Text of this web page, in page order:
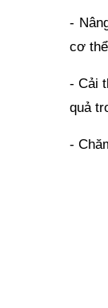
-
cơ
- Cải
quả
-